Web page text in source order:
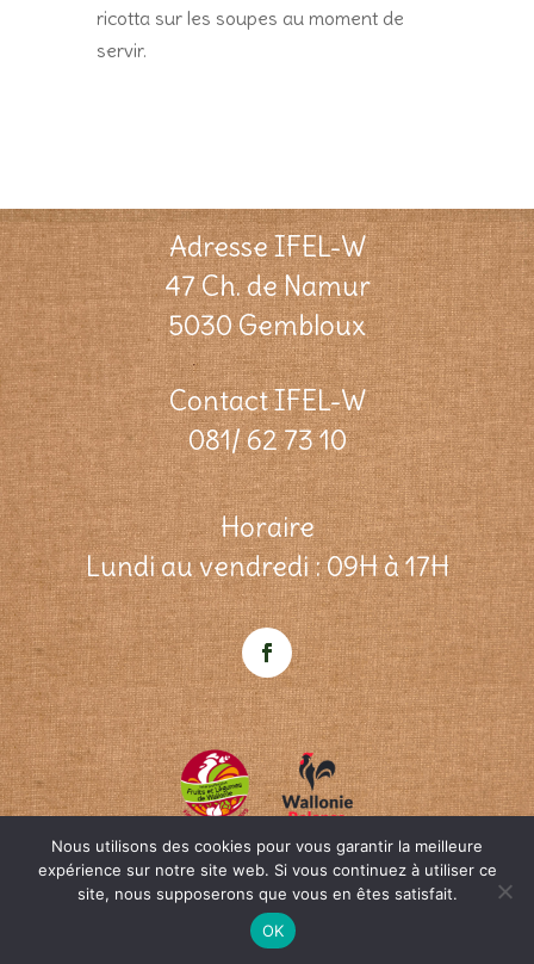
ricotta sur les soupes au moment de
servir.
Adresse IFEL-W
47 Ch. de Namur
5030 Gembloux
Contact IFEL-W
081/ 62 73 10
Horaire
Lundi au vendredi : 09H à 17H
© ifel-w.be Une créationOpenWeb&Agence
Qui sommes-nous?
Nous utilisons des cookies pour vous garantir la meilleure
expérience sur notre site web. Si vous continuez à utiliser ce
site, nous supposerons que vous en êtes satisfait.
OK